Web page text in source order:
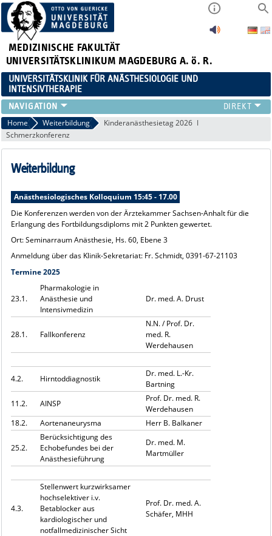
MEDIZINISCHE FAKULTÄT
UNIVERSITÄTSKLINIKUM MAGDEBURG A. ö. R.
UNIVERSITÄTSKLINIK FÜR ANÄSTHESIOLOGIE UND
INTENSIVTHERAPIE
BEREICHE AINSP
PATIENTENINFORMATIONEN
MITARBEITER
FORSCHUNG & LEHRE
KARRIERE
Home Weiterbildung
Kinderanästhesietag 2026
Schmerzkonferenz
Weiterbildung
Anästhesiologisches Kolloquium 15:45 - 17.00
Die Konferenzen werden von der Ärztekammer Sachsen-Anhalt für die
Erlangung des Fortbildungsdiploms mit 2 Punkten gewertet.
Ort: Seminarraum Anästhesie, Hs. 60, Ebene 3
Anmeldung über das Klinik-Sekretariat: Fr. Schmidt, 0391-67-21103
Termine 2025
23.1.
Pharmakologie in
Anästhesie und
Intensivmedizin
Dr. med. A. Drust
28.1. Fallkonferenz
N.N. / Prof. Dr.
med. R.
Werdehausen
4.2. Hirntoddiagnostik
Dr. med. L.-Kr.
Bartning
11.2.
AINSP
Prof. Dr. med. R.
Werdehausen
18.2.
Aortenaneurysma Herr B. Balkaner
25.2.
Berücksichtigung des
Echobefundes bei der
Anästhesieführung
Dr. med. M.
Martmüller
4.3.
Stellenwert kurzwirksamer
hochselektiver i.v.
Betablocker aus
kardiologischer und
notfallmedizinischer Sicht
Prof. Dr. med. A.
Schäfer, MHH